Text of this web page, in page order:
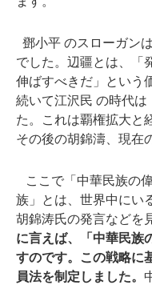
鄧小平 のスローガン
でした。辺疆とは、「
伸ばすべきだ」という
続いて江沢民 の時代は
た。これは覇権拡大と
その後の胡錦濤、現在
ここで「中華民族の
族」とは、世界中にい
胡錦涛氏の発言などを
に言えば、「中華民族
すのです。この戦略に
員法を制定しました。